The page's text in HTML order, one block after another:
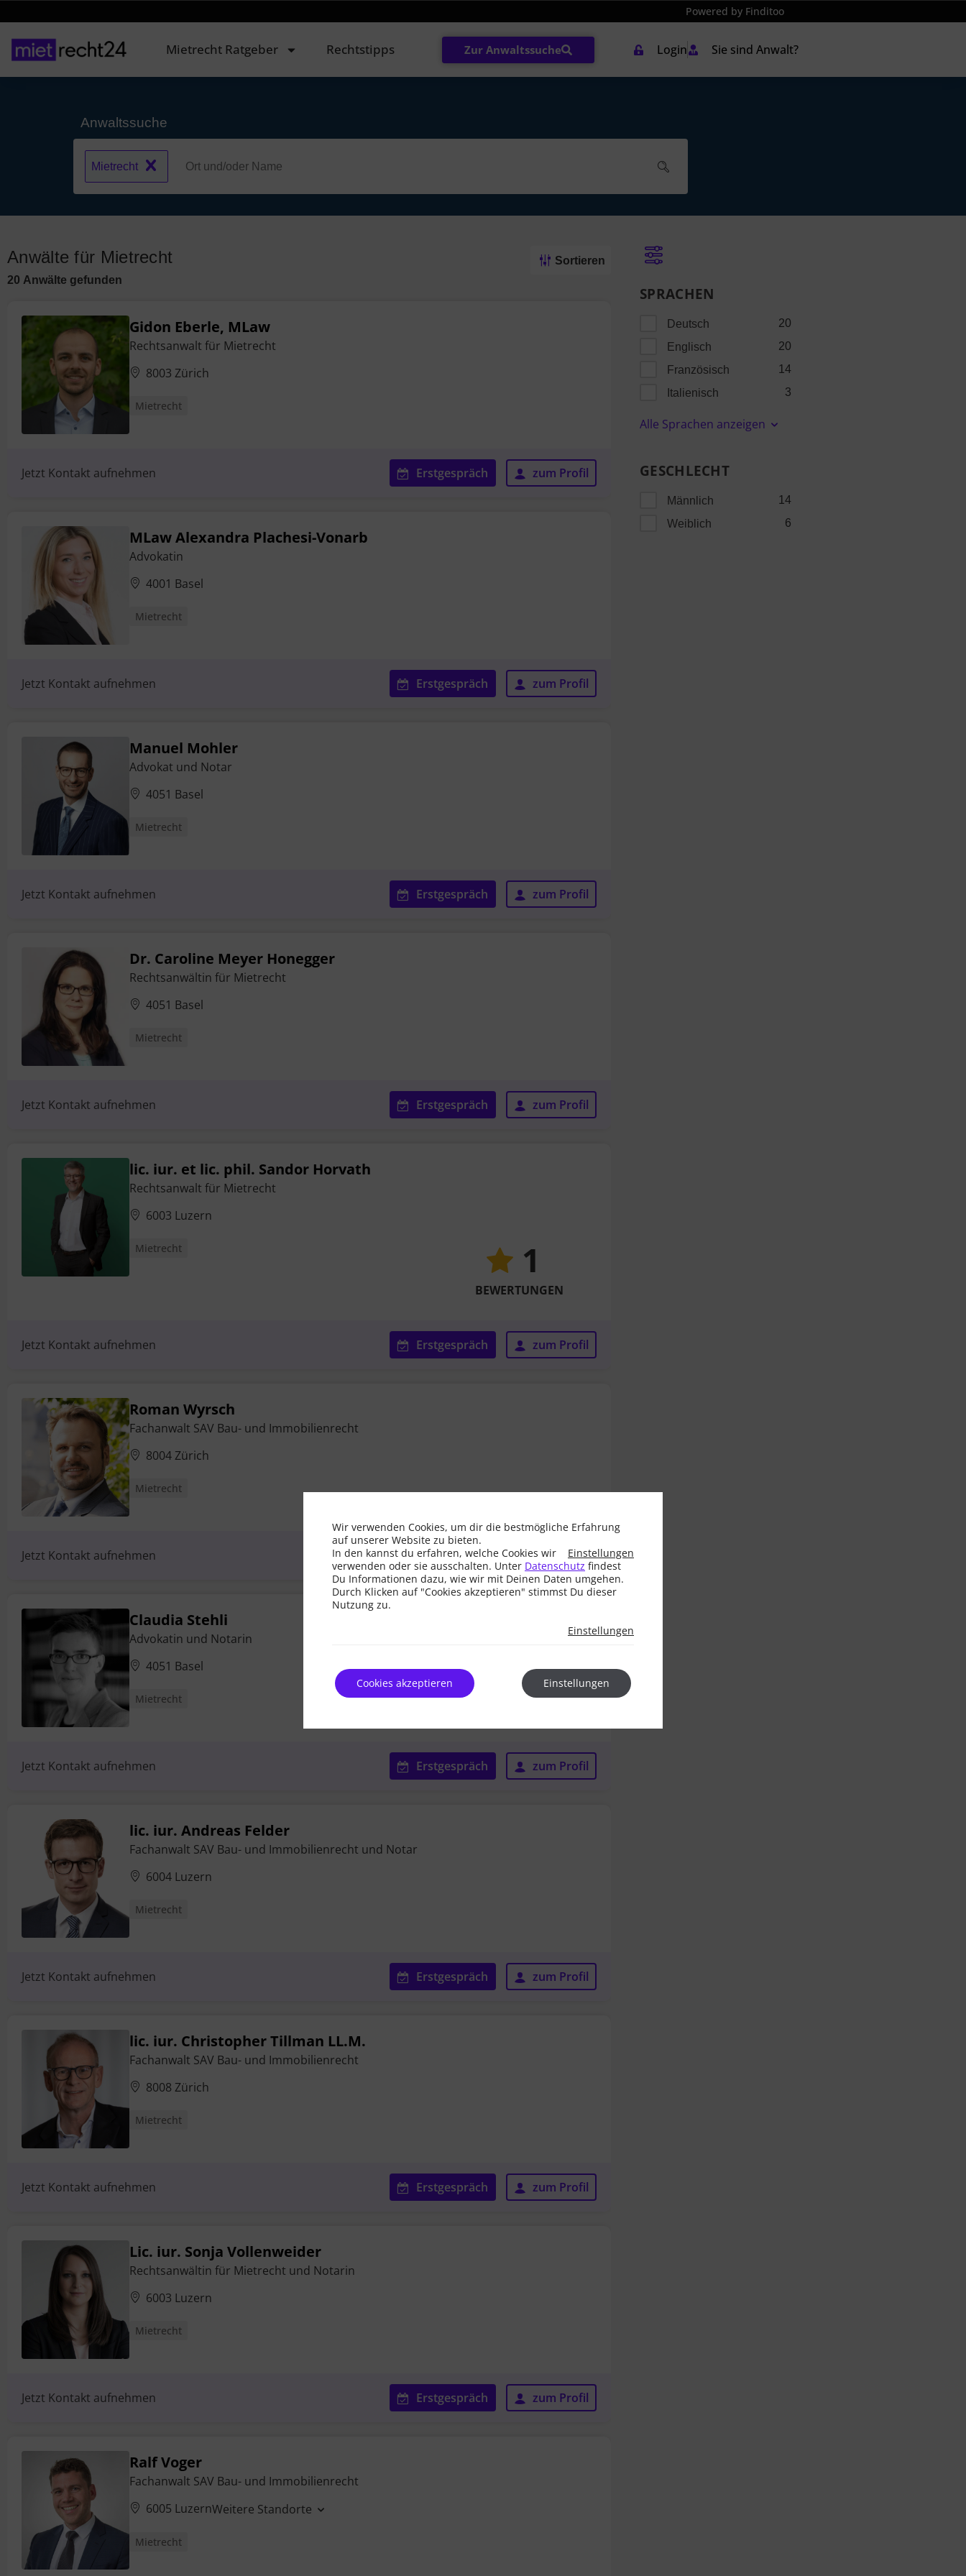
Powered by Finditoo
Mietrecht Ratgeber Rechtstipps Zur Anwaltssuche Login Sie sind Anwalt?
Anwaltssuche
Mietrecht
Anwälte für Mietrecht
20 Anwälte gefunden
Sortieren
Gidon Eberle, MLaw
Rechtsanwalt für Mietrecht
8003 Zürich
Mietrecht
Jetzt Kontakt aufnehmen Erstgespräch zum Profil
MLaw Alexandra Plachesi-Vonarb
Advokatin
4001 Basel
Mietrecht
Jetzt Kontakt aufnehmen Erstgespräch zum Profil
Manuel Mohler
Advokat und Notar
4051 Basel
Mietrecht
Jetzt Kontakt aufnehmen Erstgespräch zum Profil
Dr. Caroline Meyer Honegger
Rechtsanwältin für Mietrecht
4051 Basel
Mietrecht
Jetzt Kontakt aufnehmen Erstgespräch zum Profil
lic. iur. et lic. phil. Sandor Horvath
Rechtsanwalt für Mietrecht
6003 Luzern
Mietrecht 1
BEWERTUNGEN
Jetzt Kontakt aufnehmen Erstgespräch zum Profil
Roman Wyrsch
Fachanwalt SAV Bau- und Immobilienrecht
8004 Zürich
Mietrecht
Jetzt Kontakt aufnehmen Erstgespräch zum Profil
Claudia Stehli
Advokatin und Notarin
4051 Basel
Mietrecht
Jetzt Kontakt aufnehmen Erstgespräch zum Profil
lic. iur. Andreas Felder
Fachanwalt SAV Bau- und Immobilienrecht und Notar
6004 Luzern
Mietrecht
Jetzt Kontakt aufnehmen Erstgespräch zum Profil
lic. iur. Christopher Tillman LL.M.
Fachanwalt SAV Bau- und Immobilienrecht
8008 Zürich
Mietrecht
Jetzt Kontakt aufnehmen Erstgespräch zum Profil
Lic. iur. Sonja Vollenweider
Rechtsanwältin für Mietrecht und Notarin
6003 Luzern
Mietrecht
Jetzt Kontakt aufnehmen Erstgespräch zum Profil
Ralf Voger
Fachanwalt SAV Bau- und Immobilienrecht
6005 LuzernWeitere Standorte
Mietrecht
SPRACHEN
Deutsch
20
Englisch
20
Französisch
14
Italienisch
3
Alle Sprachen anzeigen
GESCHLECHT
Männlich
14
Weiblich
6
Wir verwenden Cookies, um dir die bestmögliche Erfahrung
auf unserer Website zu bieten.
In den
Einstellungen
kannst du erfahren, welche Cookies wir
verwenden oder sie ausschalten. Unter Datenschutz findest
Du Informationen dazu, wie wir mit Deinen Daten umgehen.
Durch Klicken auf "Cookies akzeptieren" stimmst Du dieser
Nutzung zu.
Einstellungen
Cookies akzeptieren Einstellungen